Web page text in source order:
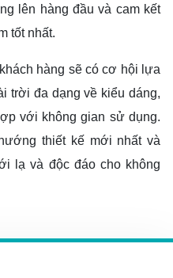
lên hàng đầu và cam kết
tốt nhất.
hàng sẽ có cơ hội lựa
trời đa dạng về kiểu dáng,
với không gian sử dụng.
thiết kế mới nhất và
lạ và độc đáo cho không